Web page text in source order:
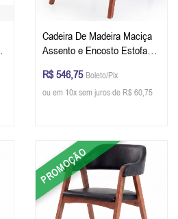
Cadeira De Madeira Maciça
Assento e Encosto Estofado
Caramelo
R$ 546,75 Boleto/Pix
ou em 10x sem juros de R$ 60,75
PROMOÇÃO